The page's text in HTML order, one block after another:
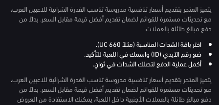
يتميز المتجر بتقديم أسعار تنافسية مدروسة تناسب القدرة الشرائية للاعبين العرب،
مع تحديثات مستمرة للقوائم لضمان تقديم أفضل قيمة مقابل السعر. بدلاً من
دفع مبالغ طائلة بالعملات
اختر باقة الشدات المناسبة (مثلاً 660 UC).
ضع رقم الآيدي (ID) واسمك في اللعبة للتأكيد.
أكمل عملية الدفع لتصلك الشدات في ثوانٍ.
يتميز المتجر بتقديم أسعار تنافسية مدروسة تناسب القدرة الشرائية للاعبين العرب،
مع تحديثات مستمرة للقوائم لضمان تقديم أفضل قيمة مقابل السعر. بدلاً من
دفع مبالغ طائلة بالعملات الأجنبية داخل اللعبة، يمكنك الاستفادة من العروض